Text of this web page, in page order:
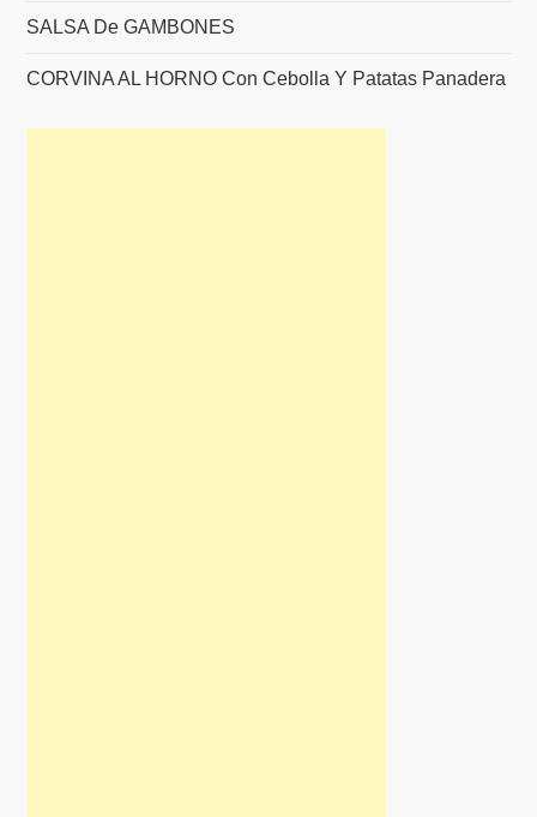
SALSA De GAMBONES
CORVINA AL HORNO Con Cebolla Y Patatas Panadera